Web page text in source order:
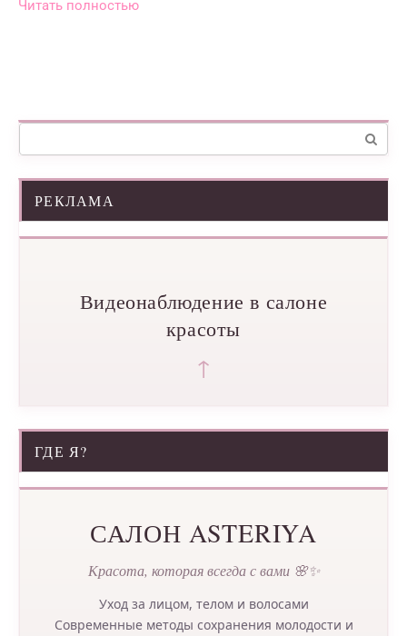
Читать полностью
Поиск:
РЕКЛАМА
Видеонаблюдение в салоне
красоты
↑
ГДЕ Я?
САЛОН ASTERIYA
Красота, которая всегда с вами 🌸✨
Уход за лицом, телом и волосами
Современные методы сохранения молодости и